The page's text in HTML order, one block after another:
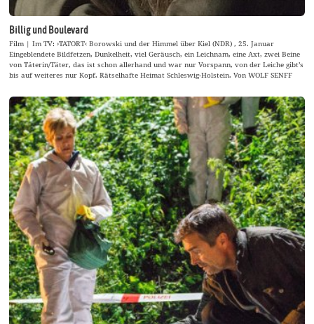
Billig und Boulevard
Film | Im TV: ›TATORT‹ Borowski und der Himmel über Kiel (NDR) , 25. Januar
Eingeblendete Bildfetzen, Dunkelheit, viel Geräusch, ein Leichnam, eine Axt, zwei Beine
von Täterin/Täter, das ist schon allerhand und war nur Vorspann, von der Leiche gibt’s
bis auf weiteres nur Kopf. Rätselhafte Heimat Schleswig-Holstein. Von WOLF SENFF